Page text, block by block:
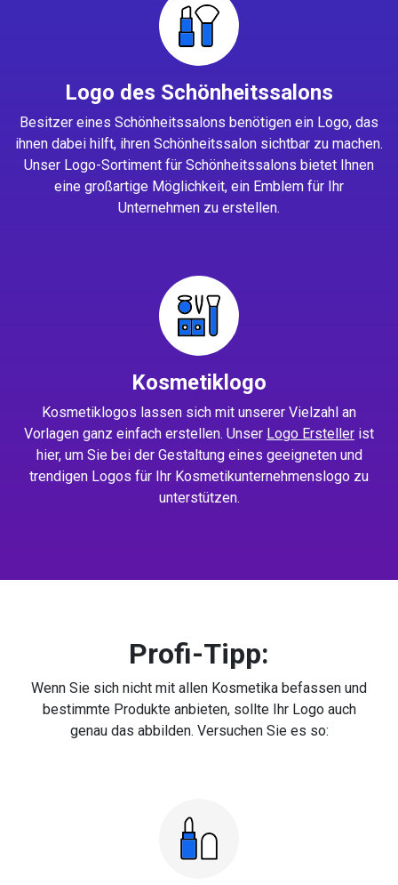
Logo des Schönheitssalons
Besitzer eines Schönheitssalons benötigen ein Logo, das
ihnen dabei hilft, ihren Schönheitssalon sichtbar zu machen.
Unser Logo-Sortiment für Schönheitssalons bietet Ihnen
eine großartige Möglichkeit, ein Emblem für Ihr
Unternehmen zu erstellen.
Kosmetiklogo
Kosmetiklogos lassen sich mit unserer Vielzahl an
Vorlagen ganz einfach erstellen. Unser Logo Ersteller ist
hier, um Sie bei der Gestaltung eines geeigneten und
trendigen Logos für Ihr Kosmetikunternehmenslogo zu
unterstützen.
Profi-Tipp:
Wenn Sie sich nicht mit allen Kosmetika befassen und
bestimmte Produkte anbieten, sollte Ihr Logo auch
genau das abbilden. Versuchen Sie es so: